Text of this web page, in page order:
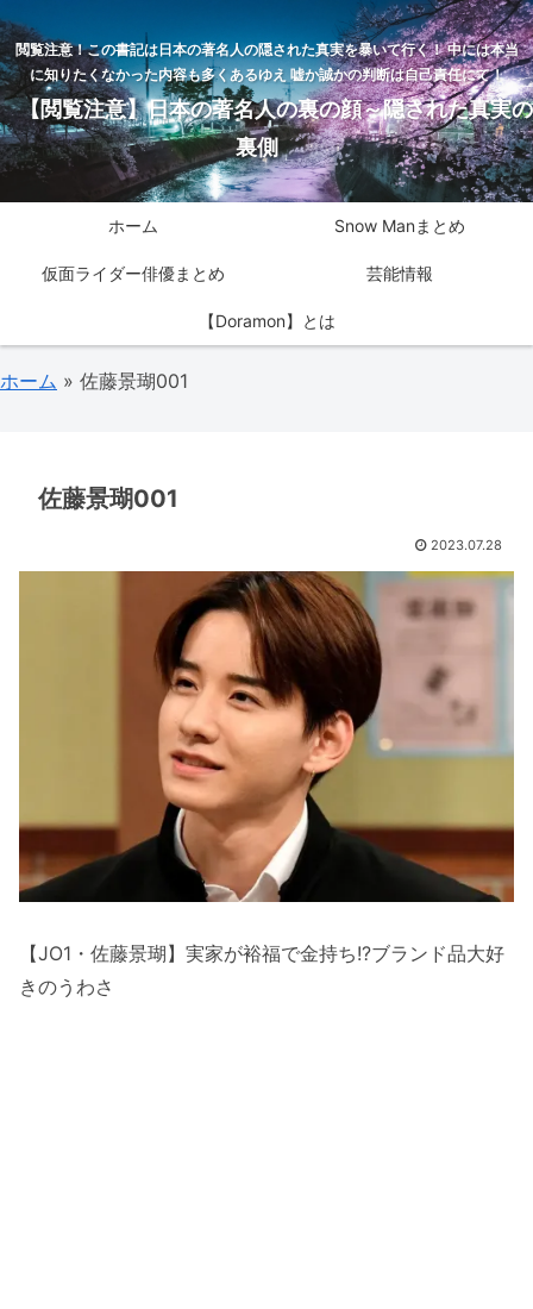
閲覧注意！この書記は日本の著名人の隠された真実を暴いて行く！ 中には本当
に知りたくなかった内容も多くあるゆえ 嘘か誠かの判断は自己責任にて！
【閲覧注意】日本の著名人の裏の顔～隠された真実の
裏側
ホーム Snow Manまとめ
仮面ライダー俳優まとめ 芸能情報
【Doramon】とは
ホーム » 佐藤景瑚001
佐藤景瑚001
2023.07.28
【JO1・佐藤景瑚】実家が裕福で金持ち!?ブランド品大好
きのうわさ